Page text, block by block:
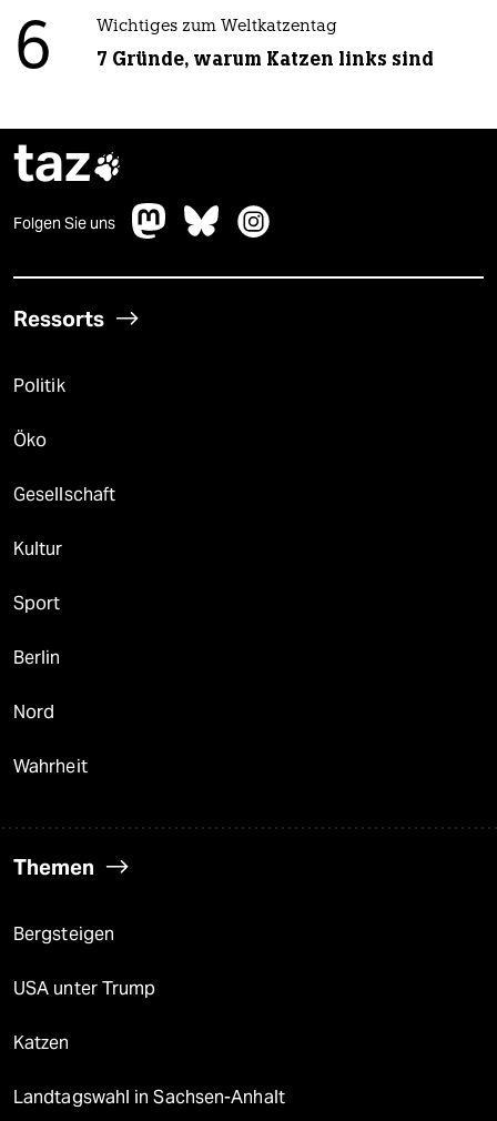
6 Wichtiges zum Weltkatzentag
7 Gründe, warum Katzen links sind
taz
Folgen Sie uns
Ressorts
Politik
Öko
Gesellschaft
Kultur
Sport
Berlin
Nord
Wahrheit
Themen
Bergsteigen
USA unter Trump
Katzen
Landtagswahl in Sachsen-Anhalt